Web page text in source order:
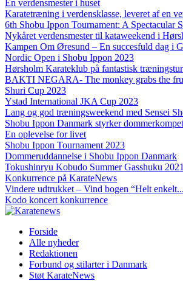
En verdensmester i huset
Karatetræning i verdensklasse, leveret af en
6th Shobu Ippon Tournament: A Spectacular
Nykåret verdensmester til kataweekend i
Kampen Om Øresund – En succesfuld dag i
Nordic Open i Shobu Ippon 2023
Hørsholm Karateklub på fantastisk
BAKTI NEGARA- The monkey grabs the
Shuri Cup 2023
Ystad International JKA Cup 2023
Lang og god træningsweekend med Sensei
Shobu Ippon Danmark styrker
En oplevelse for livet
Shobu Ippon Tournament 2023
Dommeruddannelse i Shobu Ippon Danmark
Tokushinryu Kobudo Summer Gasshuku 2021
Konkurrence på KarateNews
Vindere udtrukket – Vind bogen “Helt enkelt...
Kodo koncert konkurrence
Forside
Alle nyheder
Redaktionen
Forbund og stilarter i Danmark
Støt KarateNews